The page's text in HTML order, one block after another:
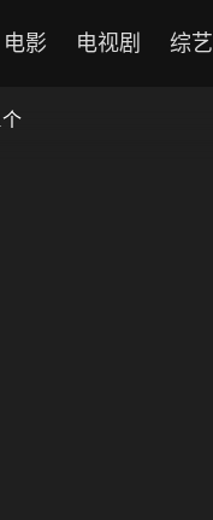
电影 电视剧 综艺
个